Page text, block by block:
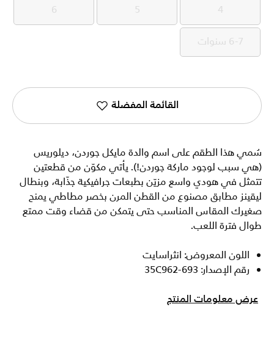
4
5
5
6
6
6-7 سنوات 6-7 سنوات
القائمة المفضلة
سُمي هذا الطقم على اسم والدة مايكل جوردن، ديلوريس
(هي سبب لوجود ماركة جوردن!). يأتي مكوّن من قطعتين
تتمثل في هودي واسع مزيّن بطبعات جرافيكية جذّابة، وبنطال
ليقينز مطابق مصنوع من القطن المرن بخصر مطاطي يمنح
صغيرك المقاس المناسب حتى يتمكن من قضاء وقت ممتع
طوال فترة اللعب.
اللون المعروض: انثراسايت
رقم الإصدار: 35C962-693
عرض معلومات المنتج